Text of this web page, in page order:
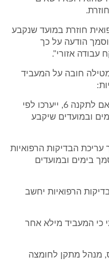
חוזרת במועד שנקבע
הודעה על כך
אזורי".
מטילה חובה על המעביד
"א. הבדיקות הרפואיות, בהתאם לתקנה 6, ייערכו לפי
ובמועדים שיקבע
עריכת הבדיקות הרפואיות
בימים ובמועדים
הרפואיות יחשב
כי המעביד מילא אחר
מנהל מתקן לחומצה